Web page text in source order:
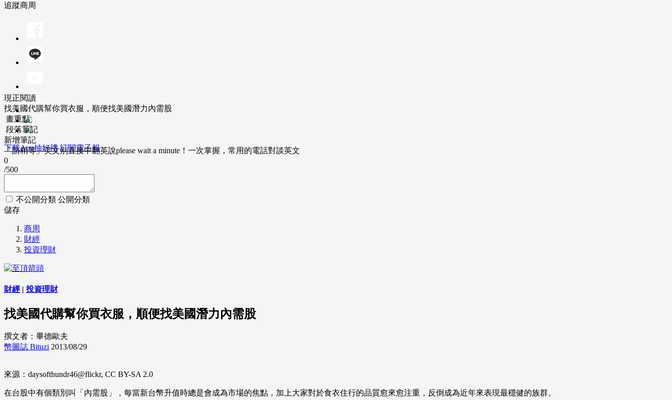
追蹤商周
下載App抽好禮 訂閱電子報
現正閱讀
找美國代購幫你買衣服，順便找美國潛力內需股
畫重點
段落筆記
新增筆記
「請稍等」英文別直接中翻英說please wait a minute！一次掌握，常用的電話對談英文
0
/500
不公開分類 公開分類
儲存
商周
財經
投資理財
財經 | 投資理財
找美國代購幫你買衣服，順便找美國潛力內需股
撰文者：畢德歐夫
幣圖誌 Bituzi 2013/08/29
來源：daysofthundr46@flickr, CC BY-SA 2.0
在台股中有個類別叫「內需股」，每當新台幣升值時總是會成為市場的焦點，加上大家對於食衣住行的品質愈來愈注重，反倒成為近年來表現最穩健的族群。